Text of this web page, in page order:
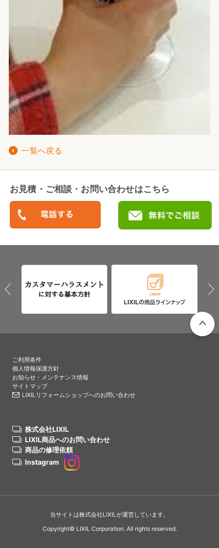
一覧へ戻る
お見積・ご相談・お問い合わせはこちら
ご利用条件
個人情報保護方針
お知らせ・メンテナンス情報
サイトマップ
LIXILリフォームショップへのお問い合わせ
株式会社LIXIL
LIXIL商品へのお問い合わせ
商品の修理依頼
Instagram
当サイトは株式会社LIXILが運営しています。
Copyright© LIXIL Corporation. All rights reserved.